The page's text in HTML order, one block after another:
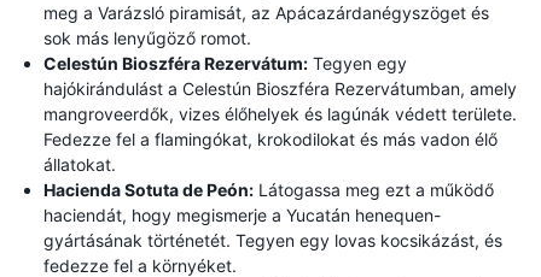
meg a Varázsló piramisát, az Apácazárdanégyszöget és
sok más lenyűgöző romot.
Celestún Bioszféra Rezervátum: Tegyen egy
hajókirándulást a Celestún Bioszféra Rezervátumban, amely
mangroveerdők, vizes élőhelyek és lagúnák védett területe.
Fedezze fel a flamingókat, krokodilokat és más vadon élő
állatokat.
Hacienda Sotuta de Peón: Látogassa meg ezt a működő
haciendát, hogy megismerje a Yucatán henequen-
gyártásának történetét. Tegyen egy lovas kocsikázást, és
fedezze fel a környéket.